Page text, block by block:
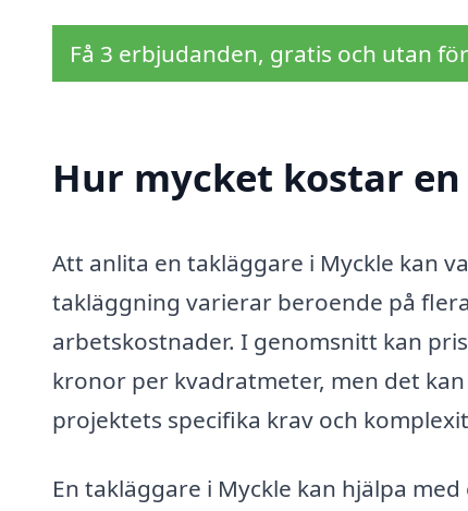
Få 3 erbjudanden, gratis och utan
Hur mycket kostar
Att anlita en takläggare i Myckle kan
takläggning varierar beroende på
arbetskostnader. I genomsnitt kan
kronor per kvadratmeter, men det
projektets specifika krav och
En takläggare i Myckle kan hjälpa